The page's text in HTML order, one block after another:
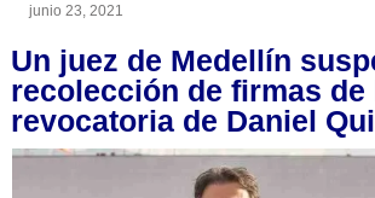
junio 23, 2021
Un juez de Medellín
recolección de firmas de
revocatoria de Daniel